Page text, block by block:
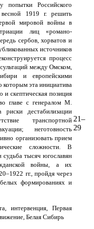
попытки Российского
1919 г. решить
мировой войны в
лиц «романо-
сербов, хорватов и
источников
процесс
между Омском,
и европейскими
которым эта инициатива
и скептическая позиция
главе с генералом М.
дестабилизации
транспортной
неготовность
организовать прием
сложности. В
судьба тысяч югославян
войны, а их
гг., пройдя через
формированиях и
интервенция, Первая
Белая Сибирь
21–
29